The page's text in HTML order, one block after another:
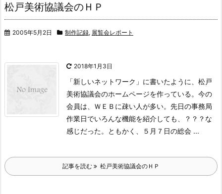
松戸美術協議会のＨＰ
2005年5月2日 制作記録, 展覧会レポート
2018年1月3日
「新しいネットワーク」に書いたように、松戸
美術協議会のホームページを作っている。今の
会員は、ＷＥＢに疎い人が多い。先日の事務局
作業日でいろんな機能を紹介しても、？？？な
感じだった。ともかく、５月７日の総会 ...
記事を読む 松戸美術協議会のＨＰ